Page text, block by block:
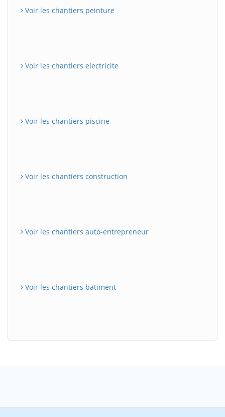
Voir les chantiers peinture
Voir les chantiers electricite
Voir les chantiers piscine
Voir les chantiers construction
Voir les chantiers auto-entrepreneur
Voir les chantiers batiment